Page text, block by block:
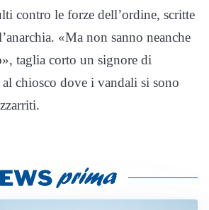
contro le forze dell’ordine, scritte
«Ma non sanno neanche
taglia corto un signore di
chiosco dove i vandali si sono